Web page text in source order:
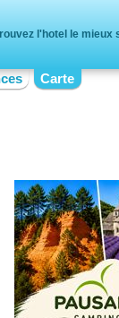
l'hotel le mieux
Carte